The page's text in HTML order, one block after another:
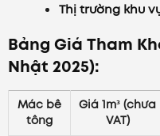
Thị trường khu
Bảng Giá Tham
Nhật 2025):
Mác bê
tông
Giá 1m³ (chưa
VAT)